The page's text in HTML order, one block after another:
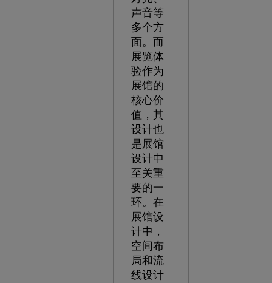
声音等
多个方
面。而
展览体
验作为
展馆的
核心价
值，其
设计也
是展馆
设计中
至关重
要的一
环。在
展馆设
计中，
空间布
局和流
线设计